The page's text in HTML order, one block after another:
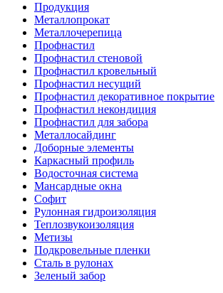
Продукция
Металлопрокат
Металлочерепица
Профнастил
Профнастил стеновой
Профнастил кровельный
Профнастил несущий
Профнастил декоративное покрытие
Профнастил некондиция
Профнастил для забора
Металлосайдинг
Доборные элементы
Каркасный профиль
Водосточная система
Мансардные окна
Софит
Рулонная гидроизоляция
Теплозвукоизоляция
Метизы
Подкровельные пленки
Сталь в рулонах
Зеленый забор